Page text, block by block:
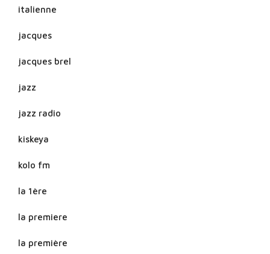
italienne
jacques
jacques brel
jazz
jazz radio
kiskeya
kolo fm
la 1ère
la premiere
la première